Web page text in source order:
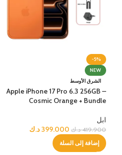
-5%
NEW
الشرق الأوسط
Apple iPhone 17 Pro 6.3 256GB –
Cosmic Orange + Bundle
ابل
419.900 د.ك 399.000 د.ك
إضافة إلى السلة